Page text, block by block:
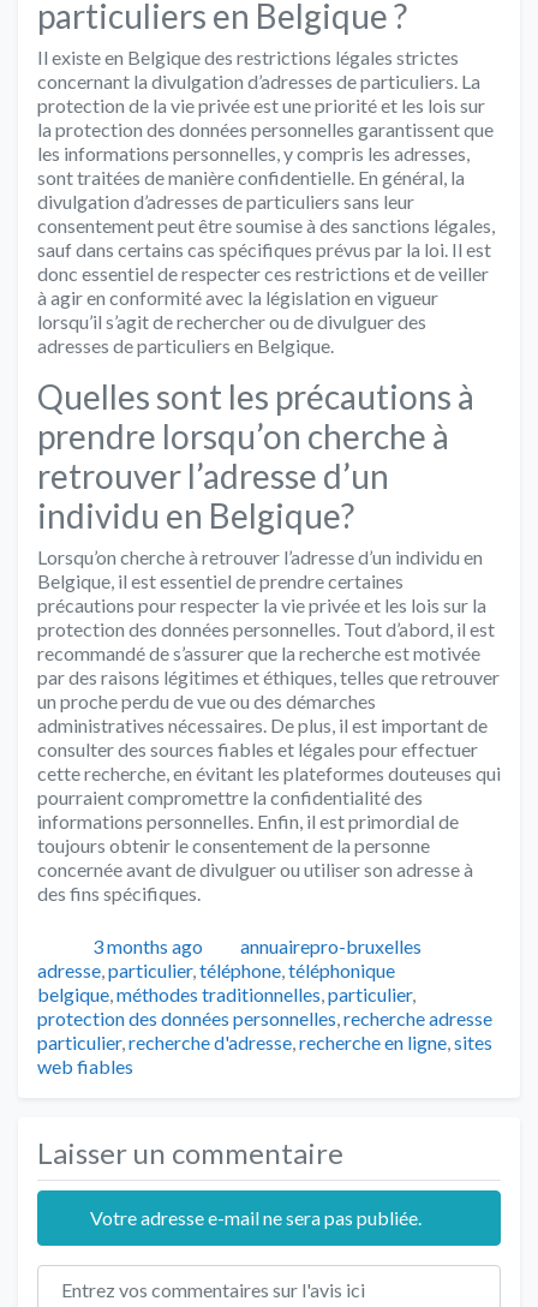
particuliers en Belgique ?
Il existe en Belgique des restrictions légales strictes
concernant la divulgation d’adresses de particuliers. La
protection de la vie privée est une priorité et les lois sur
la protection des données personnelles garantissent que
les informations personnelles, y compris les adresses,
sont traitées de manière confidentielle. En général, la
divulgation d’adresses de particuliers sans leur
consentement peut être soumise à des sanctions légales,
sauf dans certains cas spécifiques prévus par la loi. Il est
donc essentiel de respecter ces restrictions et de veiller
à agir en conformité avec la législation en vigueur
lorsqu’il s’agit de rechercher ou de divulguer des
adresses de particuliers en Belgique.
Quelles sont les précautions à
prendre lorsqu’on cherche à
retrouver l’adresse d’un
individu en Belgique?
Lorsqu’on cherche à retrouver l’adresse d’un individu en
Belgique, il est essentiel de prendre certaines
précautions pour respecter la vie privée et les lois sur la
protection des données personnelles. Tout d’abord, il est
recommandé de s’assurer que la recherche est motivée
par des raisons légitimes et éthiques, telles que retrouver
un proche perdu de vue ou des démarches
administratives nécessaires. De plus, il est important de
consulter des sources fiables et légales pour effectuer
cette recherche, en évitant les plateformes douteuses qui
pourraient compromettre la confidentialité des
informations personnelles. Enfin, il est primordial de
toujours obtenir le consentement de la personne
concernée avant de divulguer ou utiliser son adresse à
des fins spécifiques.
Publié3 months ago Auteur
annuairepro-bruxelles
adresse,particulier,téléphone,téléphonique
belgique,méthodes traditionnelles,particulier,
protection des données personnelles,recherche adresse
particulier,recherche d'adresse,recherche en ligne,sites
web fiables
Laisser un commentaire
Votre adresse e-mail ne sera pas publiée.
Texte de l'avis